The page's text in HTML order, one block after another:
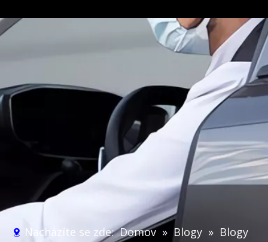
Nacházíte se zde: Domov » Blogy » Blogy